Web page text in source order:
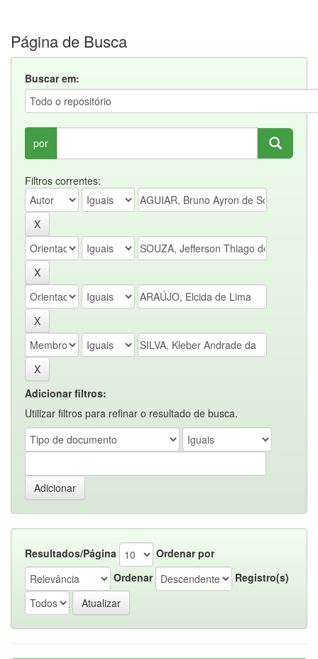
Página de Busca
Buscar em:
por
Filtros correntes:
Adicionar filtros:
Utilizar filtros para refinar o resultado de busca.
Resultados/Página
Ordenar por
Ordenar
Registro(s)